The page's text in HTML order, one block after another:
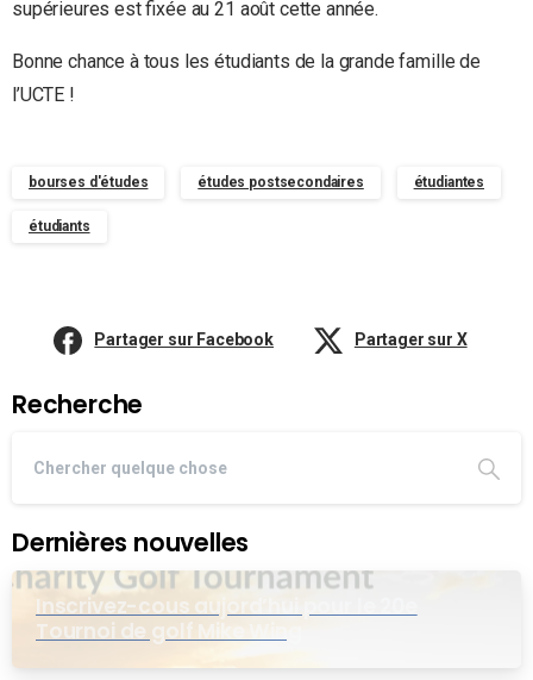
supérieures est fixée au 21 août cette année.
Bonne chance à tous les étudiants de la grande famille de
l’UCTE !
bourses d'études études postsecondaires étudiantes
étudiants
Partager sur Facebook Partager sur X
Recherche
Dernières nouvelles
Inscrivez-cous aujord’hui pour le 20e
Tournoi de golf Mike Wing